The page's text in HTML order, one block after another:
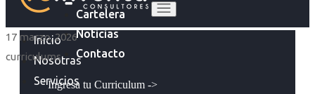
Cartelera
Noticias
Contacto
Ingresa tu Curriculum ->
Inicio
Nosotras
Servicios
17 marzo, 2026
curriculums